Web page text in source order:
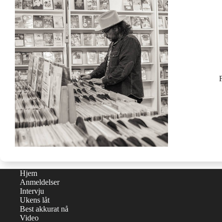
Hjem
Anmeldelser
Intervju
Ukens låt
Best akkurat nå
Video